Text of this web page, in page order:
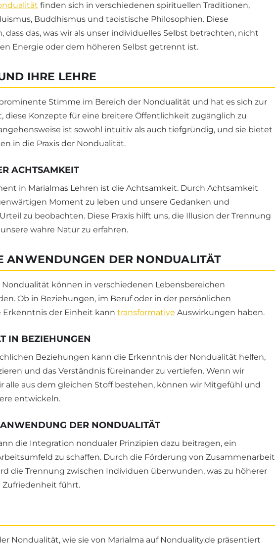
finden sich in verschiedenen spirituellen Traditionen,
Buddhismus und taoistische Philosophien. Diese
dass das, was wir als unser individuelles Selbst betrachten, nicht
Energie oder dem höheren Selbst getrennt ist.
IHRE LEHRE
Stimme im Bereich der Nondualität und hat es sich zur
diese Konzepte für eine breitere Öffentlichkeit zugänglich zu
ist sowohl intuitiv als auch tiefgründig, und sie bietet
in die Praxis der Nondualität.
ACHTSAMKEIT
in Marialmas Lehren ist die Achtsamkeit. Durch Achtsamkeit
Moment zu leben und unsere Gedanken und
zu beobachten. Diese Praxis hilft uns, die Illusion der Trennung
wahre Natur zu erfahren.
ANWENDUNGEN DER NONDUALITÄT
Nondualität können in verschiedenen Lebensbereichen
Ob in Beziehungen, im Beruf oder in der persönlichen
Erkenntnis der Einheit kann transformative Auswirkungen haben.
IN BEZIEHUNGEN
Beziehungen kann die Erkenntnis der Nondualität helfen,
und das Verständnis füreinander zu vertiefen. Wenn wir
alle aus dem gleichen Stoff bestehen, können wir Mitgefühl und
entwickeln.
DER NONDUALITÄT
die Integration nondualer Prinzipien dazu beitragen, ein
zu schaffen. Durch die Förderung von Zusammenarbeit
die Trennung zwischen Individuen überwunden, was zu höherer
führt.
Nondualität, wie sie von Marialma auf Nonduality.de präsentiert